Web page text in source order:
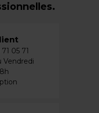
05 71
Vendredi